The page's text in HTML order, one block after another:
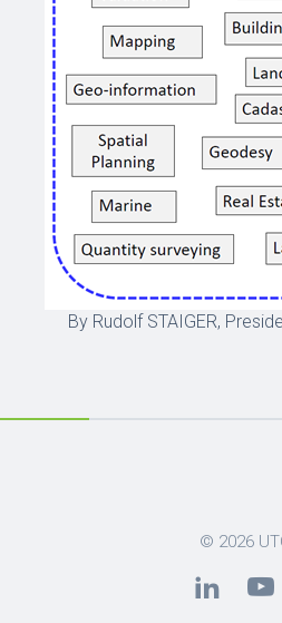
By Rudolf STAIGER,
© 2026